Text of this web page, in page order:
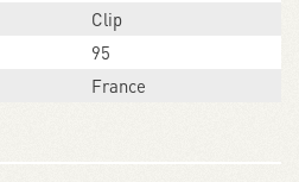
Clip
95
France